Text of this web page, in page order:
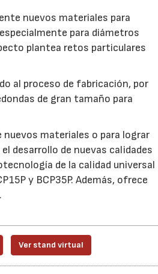
nuevos materiales para
para diámetros
plantea retos particulares
al proceso de fabricación, por
de gran tamaño para
materiales o para lograr
desarrollo de nuevas calidades
de la calidad universal
y BCP35P. Además, ofrece
Ver stand virtual